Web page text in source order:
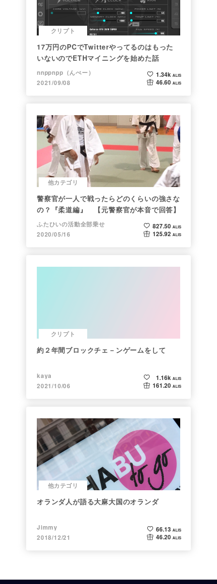
クリプト
17万円のPCでTwitterやってるのはもった
いないのでETHマイニングを始めた話
nnppnpp（んぺー）
2021/09/08
1.34k ALIS
46.60 ALIS
他カテゴリ
警察官が一人で戦ったらどのくらいの強さな
の？『柔道編』 【元警察官が本音で回答】
ふたひいの活動全部乗せ
2020/05/16
827.50 ALIS
125.92 ALIS
クリプト
約２年間ブロックチェ－ンゲームをして
kaya
2021/10/06
1.16k ALIS
161.20 ALIS
他カテゴリ
オランダ人が語る大麻大国のオランダ
Jimmy
2018/12/21
66.13 ALIS
46.20 ALIS